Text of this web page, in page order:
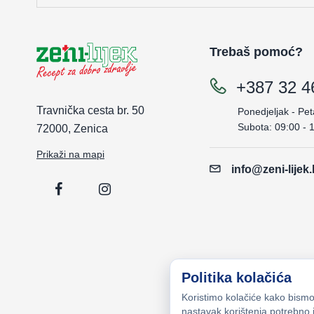
Travnička cesta br. 50
72000, Zenica
Prikaži na mapi
Trebaš pomoć?
+387 32
Ponedjeljak -
Subota: 09:00 -
info@zeni-
Politika kolačića
Koristimo kolačiće kako
nastavak korištenja